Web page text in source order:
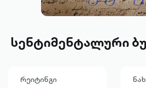
სენტიმენტალური
რეიტინგი